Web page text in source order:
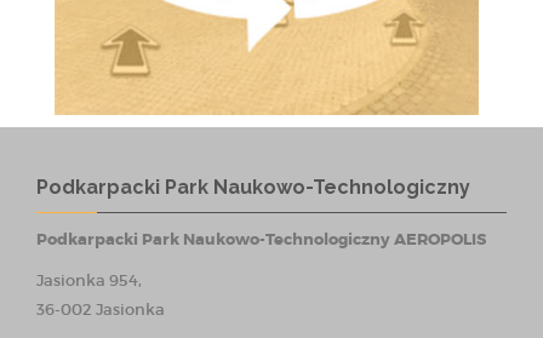
Podkarpacki Park Naukowo-Technologiczny
Podkarpacki Park Naukowo-Technologiczny AEROPOLIS
Jasionka 954,
36-002 Jasionka